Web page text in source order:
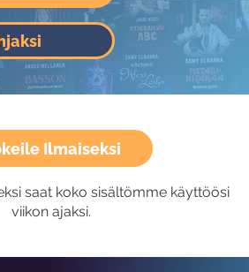
Ilmaiseksi
saat koko sisältömme käyttöösi
viikon ajaksi.